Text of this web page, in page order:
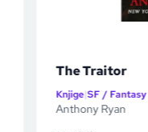
The Traitor
Knjige|SF / Fantasy
Anthony Ryan